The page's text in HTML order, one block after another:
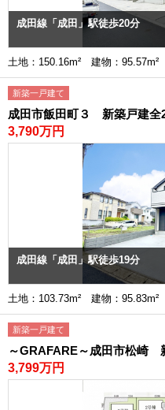
成田線「成田」駅徒歩20分
土地：150.16m² 建物：
新築一戸建て
成田市飯田町３ 新築戸建全
3,790万円
成田線「成田」駅徒歩19分
土地：103.73m² 建物：
新築一戸建て
～GRAFARE～成田市松
3,799万円